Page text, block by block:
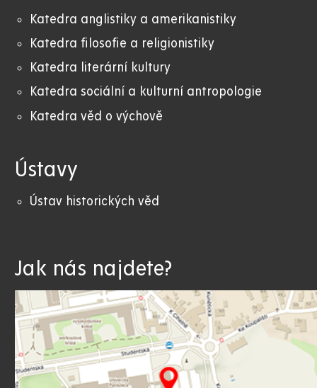
Katedra anglistiky a amerikanistiky
Katedra filosofie a religionistiky
Katedra literární kultury
Katedra sociální a kulturní antropologie
Katedra věd o výchově
Ústavy
Ústav historických věd
Jak nás najdete?